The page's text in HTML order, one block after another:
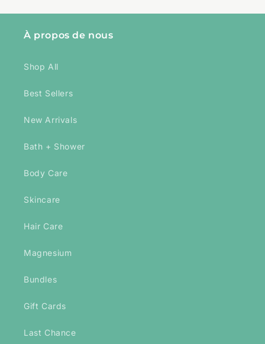
À propos de nous
Shop All
Best Sellers
New Arrivals
Bath + Shower
Body Care
Skincare
Hair Care
Magnesium
Bundles
Gift Cards
Last Chance